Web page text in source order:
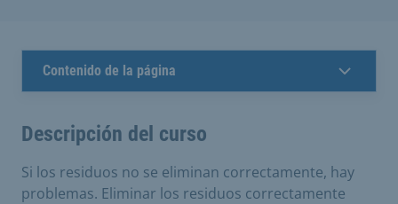
Contenido de la página
Descripción del curso
Si los residuos no se eliminan correctamente, hay
problemas. Eliminar los residuos correctamente